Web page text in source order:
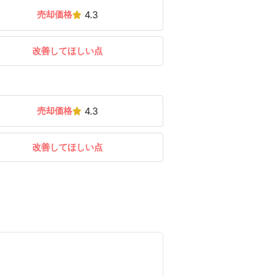
売却価格 4.3
改善してほしい点
売却価格 4.3
改善してほしい点